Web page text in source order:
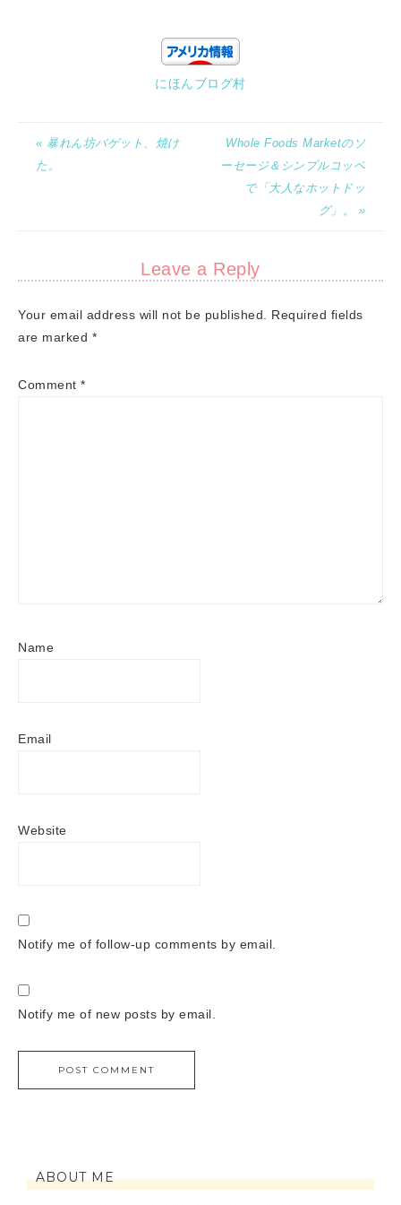
にほんブログ村
« 暴れん坊バゲット、焼け
た。
Whole Foods Marketのソ
ーセージ＆シンプルコッペ
で「大人なホットドッ
グ」。 »
Leave a Reply
Your email address will not be published.
Required fields
are marked *
Comment *
Name
Email
Website
Notify me of follow-up comments by email.
Notify me of new posts by email.
ABOUT ME